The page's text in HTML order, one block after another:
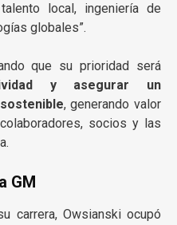
local, ingeniería de
globales”.
que su prioridad será
y asegurar un
, generando valor
socios y las
GM
carrera, Owsianski ocupó